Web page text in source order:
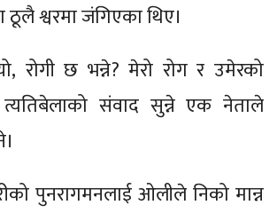
श्वरमा जंगिएका थिए।
रोगी छ भन्ने? मेरो रोग र उमेरको
त्यतिबेलाको संवाद सुन्ने एक नेताले
पुनरागमनलाई ओलीले निको मान्न